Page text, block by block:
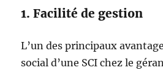
1. Facilité de gestion
L’un des principaux
social d’une SCI chez le